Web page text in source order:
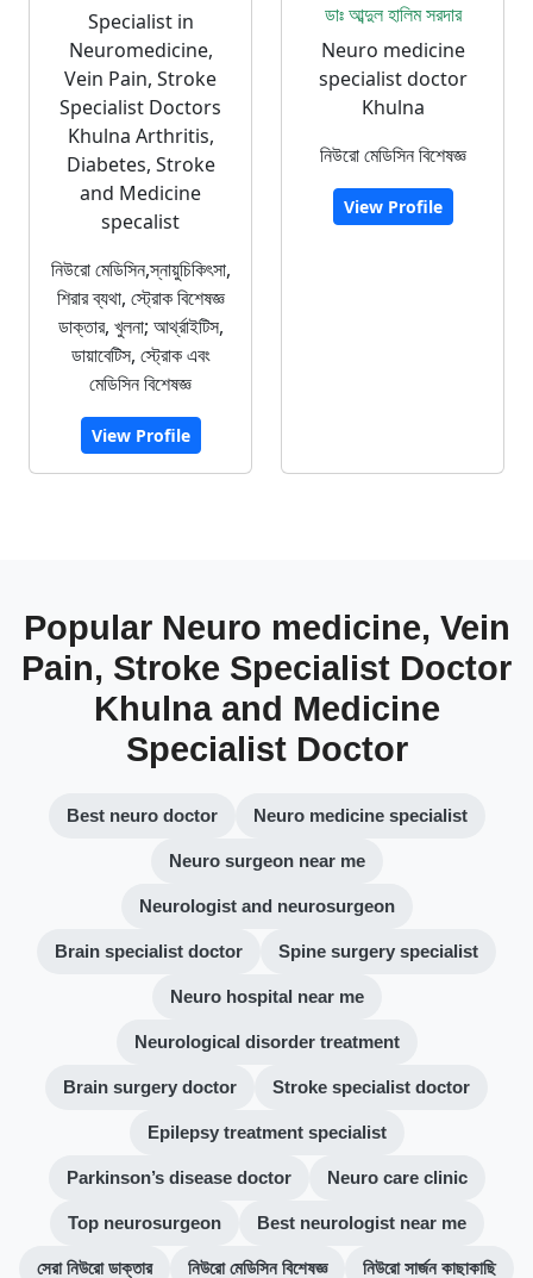
Specialist in
Neuromedicine,
Vein Pain, Stroke
Specialist Doctors
Khulna Arthritis,
Diabetes, Stroke
and Medicine
specalist
নিউরো মেডিসিন,স্নায়ুচিকিৎসা,
শিরার ব্যথা, স্ট্রোক বিশেষজ্ঞ
ডাক্তার, খুলনা; আর্থ্রাইটিস,
ডায়াবেটিস, স্ট্রোক এবং
মেডিসিন বিশেষজ্ঞ
View Profile
ডাঃ আব্দুল হালিম সরদার
Neuro medicine
specialist doctor
Khulna
নিউরো মেডিসিন বিশেষজ্ঞ
View Profile
Popular Neuro medicine, Vein
Pain, Stroke Specialist Doctor
Khulna and Medicine
Specialist Doctor
Best neuro doctor Neuro medicine specialist
Neuro surgeon near me
Neurologist and neurosurgeon
Brain specialist doctor Spine surgery specialist
Neuro hospital near me
Neurological disorder treatment
Brain surgery doctor Stroke specialist doctor
Epilepsy treatment specialist
Parkinson’s disease doctor Neuro care clinic
Top neurosurgeon Best neurologist near me
সেরা নিউরো ডাক্তার নিউরো মেডিসিন বিশেষজ্ঞ নিউরো সার্জন কাছাকাছি